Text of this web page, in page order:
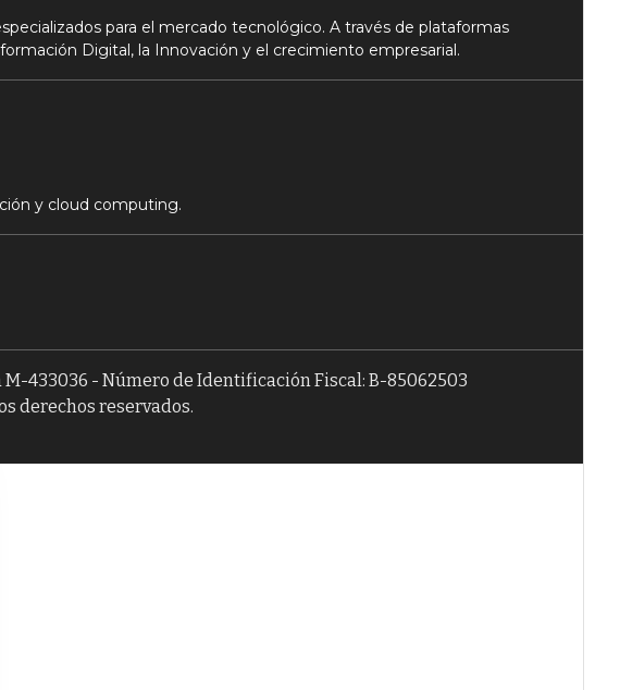
para el mercado tecnológico. A través de plataformas
Digital, la Innovación y el crecimiento empresarial.
y cloud computing.
M-433036 - Número de Identificación Fiscal: B-85062503
derechos reservados.